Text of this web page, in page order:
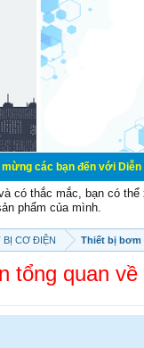
Diễn đàn Cơ Điện -
có thắc mắc, bạn có
phẩm của mình.
BỊ CƠ ĐIỆN Thiết bị bơm
tổng quan